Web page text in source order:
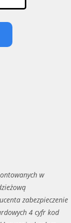
w
zabezpieczenie
4 cyfr kod